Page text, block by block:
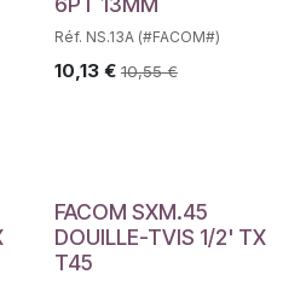
Réf. NS.13A (#FACOM#)
10,13€ 10,55€
FACOM SXM.45
DOUILLE-TVIS 1/2' TX
T45